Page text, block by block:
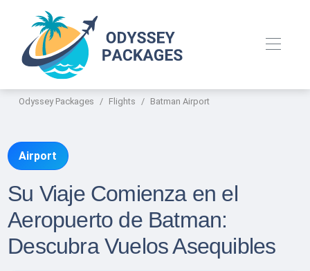
Odyssey Packages Flights Batman Airport
Airport
Su Viaje Comienza en el
Aeropuerto de Batman:
Descubra Vuelos Asequibles